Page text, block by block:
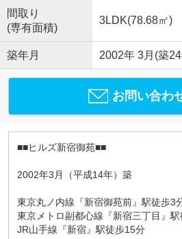
間取り
(専有面積)
3LDK(78.68㎡)
築年月 2002年 3月(築
お問い合わ
■■ヒルズ新宿御苑■■
2002年3月（平成14年）築
東京丸ノ内線『新宿御苑前』駅徒歩3
東京メトロ副都心線『新宿三丁目』
JR山手線『新宿』駅徒歩15分